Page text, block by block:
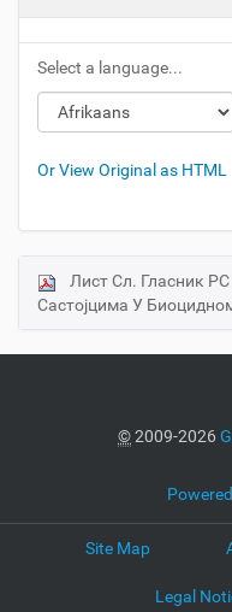
Select a language...
Or View Original as HTML
N
a
o
Лист Сл. Гласник
Састојцима У
©2009-2026
Site Map
Legal